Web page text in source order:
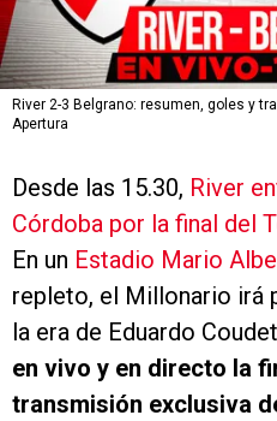
River 2-3 Belgrano: resumen, goles y
Apertura
Desde las 15.30, River
Córdoba por la final del
En un Estadio Mario
repleto, el Millonario irá
la era de Eduardo
en vivo y en directo la
transmisión exclusiva